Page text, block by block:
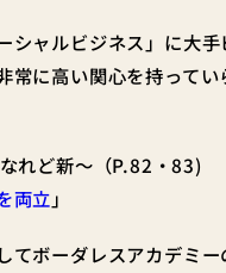
シャルビジネス」に大手
に高い関心を持ってい
れど新～（P.82・83)
両立 」
ボーダレスアカデミー